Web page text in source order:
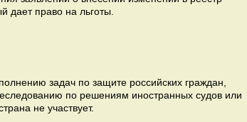
дает право на льготы.
задач по защите российских граждан,
по решениям иностранных судов или
не участвует.